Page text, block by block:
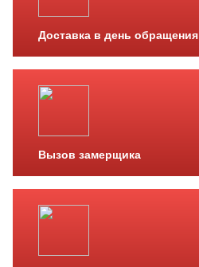
Доставка в день обращения
Вызов замерщика